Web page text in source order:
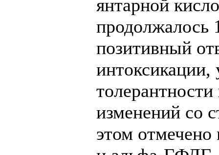
янтарной
продолжалось
позитивный
изменений со
этом